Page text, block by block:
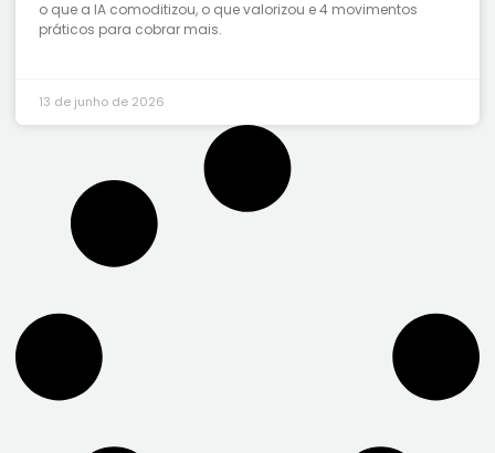
o que a IA comoditizou, o que valorizou e 4 movimentos
práticos para cobrar mais.
13 de junho de 2026